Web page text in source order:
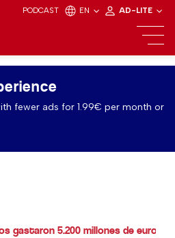
PODCAST EN AD-LITE
fewer ads for 1.99€ per month or
gastaron 5.200 millones de euros